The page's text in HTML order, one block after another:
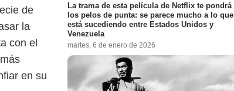
de
la
con el
en su
La trama de esta película de Netflix te pondrá
los pelos de punta: se parece mucho a lo que
está sucediendo entre Estados Unidos y
Venezuela
martes, 6 de enero de 2026